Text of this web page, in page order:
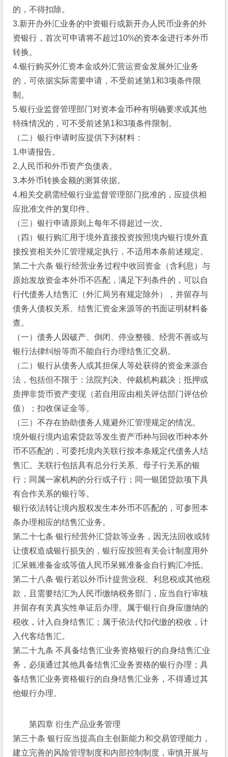
的，不得扣除。
3.新开办外汇业务的中资银行或新开办人民币业务的外
资银行，首次可申请将不超过10%的资本金进行本外币
转换。
4.银行购买外汇资本金或外汇营运资金发展外汇业务
的，可依据实际需要申请，不受前述第1和3项条件限
制。
5.银行业监督管理部门对资本金币种有明确要求或其他
特殊情况的，可不受前述第1和3项条件限制。
（二）银行申请时应提供下列材料：
1.申请报告。
2.人民币和外币资产负债表。
3.本外币转换金额的测算依据。
4.相关交易需经银行业监督管理部门批准的，应提供相
应批准文件的复印件。
（三）银行申请原则上每年不得超过一次。
（四）银行购汇用于境外直接投资按照境内银行境外直
接投资相关外汇管理规定执行，不适用本条前述规定。
第二十六条 银行经营业务过程中收回资金（含利息）与
原始发放资金本外币不匹配，满足下列条件的，可以自
行代债务人结售汇（外汇局另有规定除外），并留存与
债务人债权关系、结售汇资金来源等的书面证明材料备
查。
（一）债务人因破产、倒闭、停业整顿、经营不善或与
银行法律纠纷等而不能自行办理结售汇交易。
（二）银行从债务人或其担保人等处获得的资金来源合
法，包括但不限于：法院判决、仲裁机构裁决；抵押或
质押非货币资产变现（若自用应由相关评估部门评估价
值）；扣收保证金等。
（三）不存在协助债务人规避外汇管理规定的情况。
境外银行境内追索贷款等发生资产币种与回收币种本外
币不匹配的，可委托境内关联行按本条规定代债务人结
售汇。关联行包括具有总分行关系、母子行关系的银
行；同属一家机构的分行或子行；同一银团贷款项下具
有合作关系的银行等。
银行依法转让境内股权发生本外币不匹配的，可参照本
条办理相应的结售汇业务。
第二十七条 银行经营外汇贷款等业务，因无法回收或转
让债权造成银行损失的，银行应按照有关会计制度用外
汇呆账准备金或等值人民币呆账准备金自行购汇冲抵。
第二十八条 银行若以外币计提营业税、利息税或其他税
款，且需要结汇为人民币缴纳税务部门，应当自行审核
并留存有关真实性单证后办理。属于银行自身应缴纳的
税收，计入自身结售汇；属于依法代扣代缴的税收，计
入代客结售汇。
第二十九条 不具备结售汇业务资格银行的自身结售汇业
务，必须通过其他具备结售汇业务资格的银行办理；具
备结售汇业务资格银行的自身结售汇业务，不得通过其
他银行办理。
第四章 衍生产品业务管理
第三十条 银行应当提高自主创新能力和交易管理能力，
建立完善的风险管理制度和内部控制制度，审慎开展与